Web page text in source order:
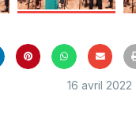
16 avril 2022